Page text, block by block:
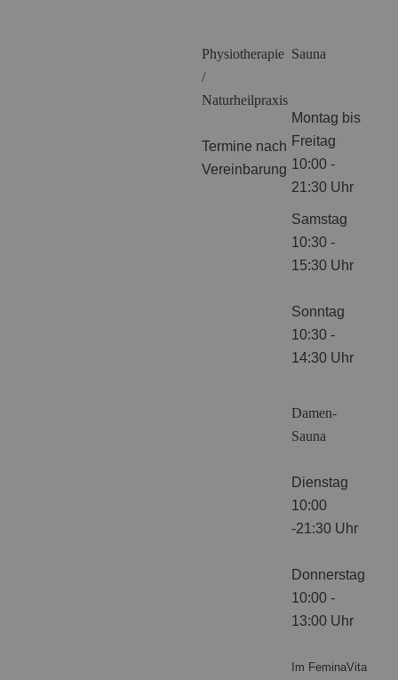
Physiotherapie
/
Naturheilpraxis
Termine nach
Vereinbarung
Sauna
Montag bis
Freitag
10:00 -
21:30 Uhr
Samstag
10:30 -
15:30 Uhr
Sonntag
10:30 -
14:30 Uhr
Damen-
Sauna
Dienstag
10:00
-21:30 Uhr
Donnerstag
10:00 -
13:00 Uhr
Im FeminaVita